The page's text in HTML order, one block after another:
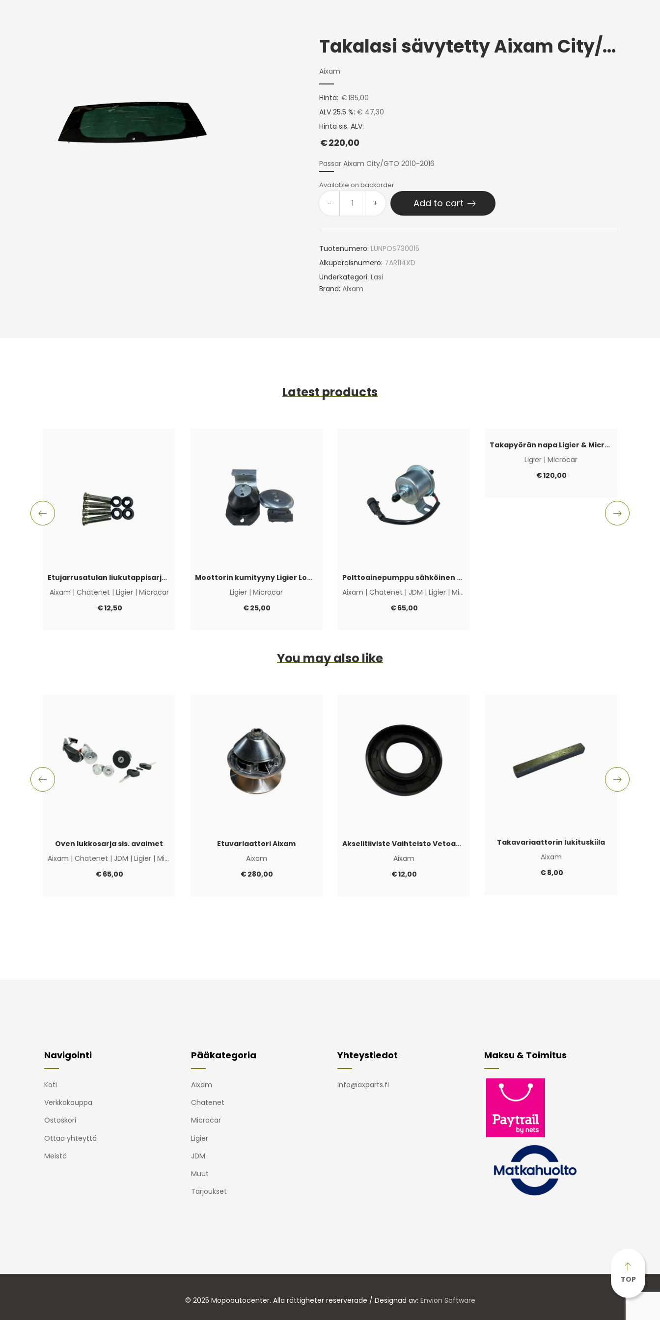
Takalasi sävytetty Aixam City/GTO 2010-2016
Aixam
Hinta: €185,00
ALV 25.5 %: € 47,30
Hinta sis. ALV:
€220,00
Passar Aixam City/GTO 2010-2016
Available on backorder
- + Add to cart
Tuotenumero: LUNPOS730015
Alkuperäisnumero: 7AR114XD
Underkategori: Lasi
Brand: Aixam
Latest products
Etujarrusatulan liukutappisarja Aixam, Ligier, Microcar & Chatenet
Aixam | Chatenet | Ligier| Microcar
€12,50
Moottorin kumityyny Ligier Lombardini Progress / DCI
Ligier | Microcar
€25,00
Polttoainepumppu sähköinen Lombardini Progress / DCI / FOCS
Aixam | Chatenet | JDM | Ligier | Microcar
€65,00
Takapyörän napa Ligier & Microcar 4×100
Ligier | Microcar
€120,00
You may also like
Oven lukkosarja sis. avaimet
Aixam | Chatenet | JDM | Ligier | Microcar
€65,00
Etuvariaattori Aixam
Aixam
€280,00
Akselitiiviste Vaihteisto Vetoakselin puoli Aixam
Aixam
€12,00
Takavariaattorin lukituskiila
Aixam
€8,00
Navigointi
Koti
Verkkokauppa
Ostoskori
Ottaa yhteyttä
Meistä
Pääkategoria
Aixam
Chatenet
Microcar
Ligier
JDM
Muut
Tarjoukset
Yhteystiedot
Info@axparts.fi
Maksu & Toimitus
TOP
© 2025 Mopoautocenter. Alla rättigheter reserverade / Designad av: Envion Software